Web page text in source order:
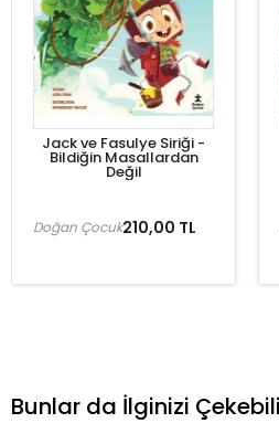
Jack ve Fasulye Siriği -
Bildiğin Masallardan
Değil
210,00 TL
Doğan Çocuk
Bunlar da İlginizi